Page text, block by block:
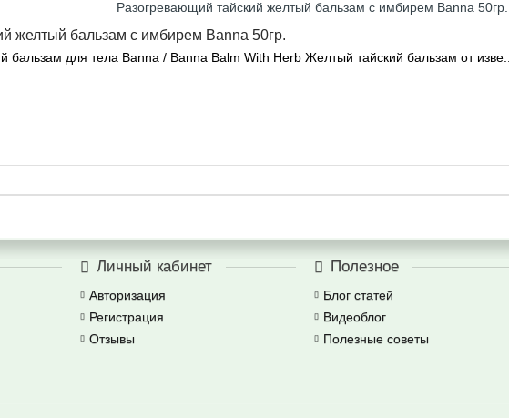
желтый бальзам с имбирем Banna 50гр.
бальзам для тела Banna / Banna Balm With Herb Желтый тайский бальзам от
Личный кабинет
Авторизация
Регистрация
Отзывы
Полезное
Блог статей
Видеоблог
Полезные советы